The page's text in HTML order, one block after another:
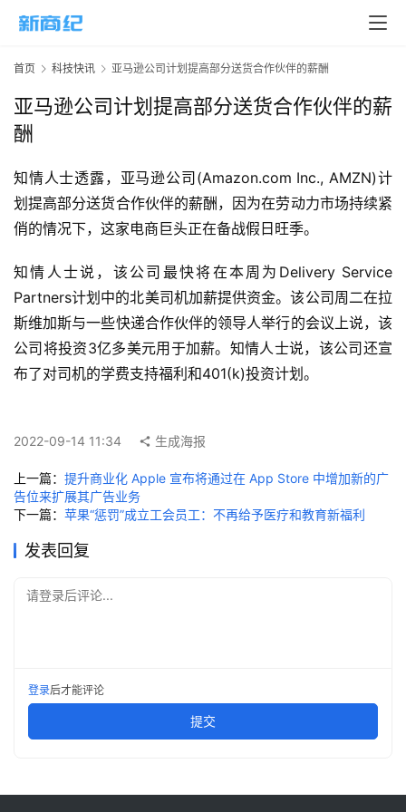
页
新
业
G
人
智
能
A
I
快
创
纪
数
商
首页 科技快讯 亚马逊公司计划提高部分送货合作伙伴的薪酬
亚马逊公司计划提高部分送货合作伙伴的薪
酬
知情人士透露，亚马逊公司(Amazon.com Inc., AMZN)计
划提高部分送货合作伙伴的薪酬，因为在劳动力市场持续紧
俏的情况下，这家电商巨头正在备战假日旺季。
知情人士说，该公司最快将在本周为Delivery Service
Partners计划中的北美司机加薪提供资金。该公司周二在拉
斯维加斯与一些快递合作伙伴的领导人举行的会议上说，该
公司将投资3亿多美元用于加薪。知情人士说，该公司还宣
布了对司机的学费支持福利和401(k)投资计划。
2022-09-14 11:34 生成海报
上一篇： 提升商业化 Apple 宣布将通过在 App Store 中增加新的广
告位来扩展其广告业务
下一篇： 苹果“惩罚”成立工会员工：不再给予医疗和教育新福利
发表回复
请登录后评论...
登录后才能评论
提交